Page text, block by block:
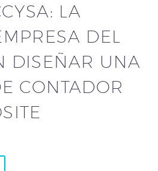
LA
DEL
DISEÑAR UNA
CONTADOR